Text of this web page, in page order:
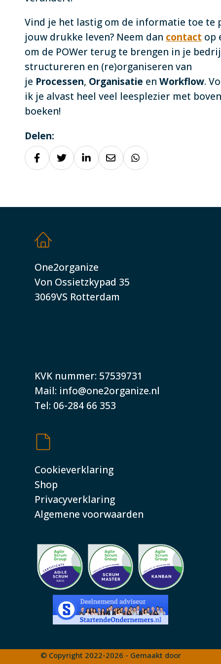
Vind je het lastig om de informatie toe te
jouw drukke leven? Neem dan contact op
om de POWer terug te brengen in je
structureren en (re)organiseren van
je Processen, Organisatie en Workflow.
ik je alvast heel veel leesplezier met
boeken!
Delen:
One2organize
Von Ossietzkypad 35
3069VS Rotterdam
KVK nummer: 57539731
Mail: info@one2organize.nl
Tel: 06-284 66 353
Cookieverklaring
Shop
Privacyverklaring
Algemene voorwaarden
© Copyright 2022-2026 - Gemaakt door